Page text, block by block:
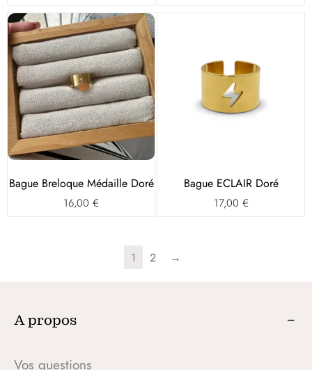
Bague Breloque Médaille Doré
16,00 €
Bague ECLAIR Doré
17,00 €
1 2 →
A propos
Vos questions